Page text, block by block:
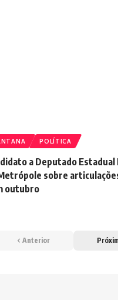
POLÍTICA
a Deputado Estadual
sobre
outubro
Anterior